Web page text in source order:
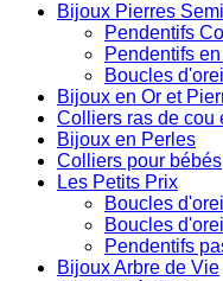
Bijoux Pierres
Pendentifs
Pendentifs
Boucles
Bijoux en Or et
Colliers ras de cou
Bijoux en Perles
Colliers pour bébés
Les Petits Prix
Boucles
Boucles
Pendentifs
Bijoux Arbre de Vie